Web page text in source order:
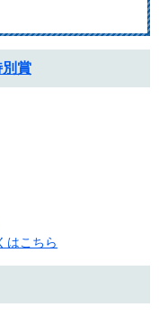
賞
はこちら